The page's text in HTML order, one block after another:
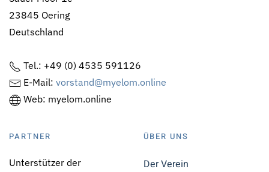
23845 Oering
Deutschland
Tel.: +49 (0) 4535 591126
E-Mail: vorstand@myelom.online
Web: myelom.online
PARTNER
Unterstützer der
ÜBER UNS
Der Verein